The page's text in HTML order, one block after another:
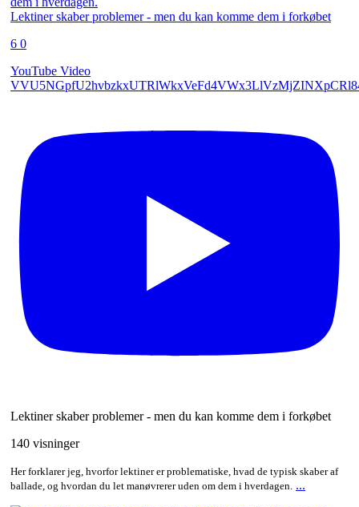
Lektiner skaber problemer - men du kan komme dem i forkøbet
6 0
YouTube Video
Lektiner skaber problemer - men du kan komme dem i forkøbet
140 visninger
Her forklarer jeg, hvorfor lektiner er problematiske, hvad de typisk skaber af
ballade, og hvordan du let manøvrerer uden om dem i hverdagen. ...